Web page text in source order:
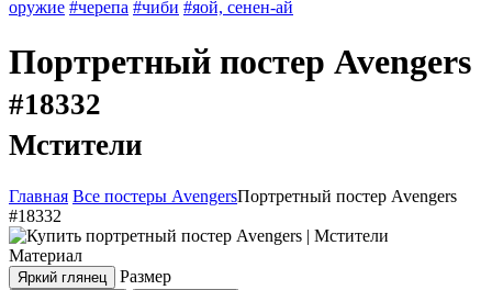
оружие #черепа #чиби #яой, сенен-ай
Портретный постер Avengers
#18332
Мстители
Главная Все постеры AvengersПортретный постер Avengers
#18332
Материал
Яркий глянец Размер